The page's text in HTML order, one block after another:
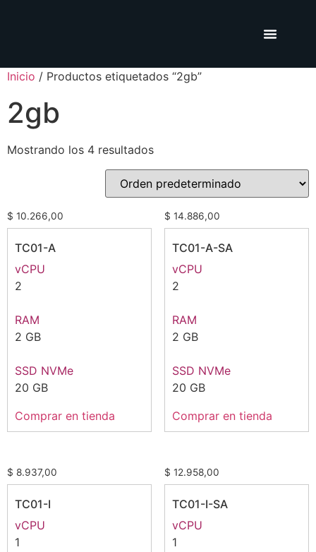
Inicio / Productos etiquetados “2gb”
2gb
Mostrando los 4 resultados
$ 10.266,00
TC01-A
vCPU
2
RAM
2 GB
SSD NVMe
20 GB
Comprar en tienda
$ 14.886,00
TC01-A-SA
vCPU
2
RAM
2 GB
SSD NVMe
20 GB
Comprar en tienda
$ 8.937,00
TC01-I
vCPU
1
$ 12.958,00
TC01-I-SA
vCPU
1